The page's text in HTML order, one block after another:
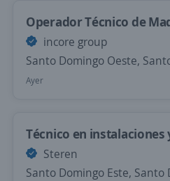
Operador Técnico de
incore group
Santo Domingo Oeste,
Ayer
Técnico en
Steren
Santo Domingo Este, Santo